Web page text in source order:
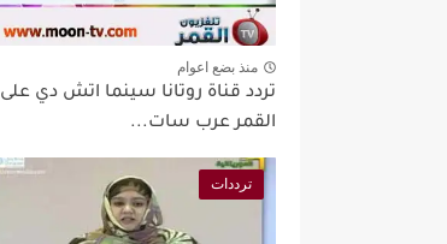
منذ بضع اعوام
تردد قناة روتانا سينما اتش دي على
القمر عرب سات...
ترددات